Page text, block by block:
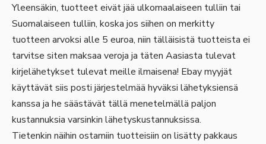
Yleensäkin, tuotteet eivät jää ulkomaalaiseen tulliin tai
Suomalaiseen tulliin, koska jos siihen on merkitty
tuotteen arvoksi alle 5 euroa, niin tälläisistä tuotteista ei
tarvitse siten maksaa veroja ja täten Aasiasta tulevat
kirjelähetykset tulevat meille ilmaisena! Ebay myyjät
käyttävät siis posti järjestelmää hyväksi lähetyksiensä
kanssa ja he säästävät tällä menetelmällä paljon
kustannuksia varsinkin lähetyskustannuksissa.
Tietenkin näihin ostamiin tuotteisiin on lisätty pakkaus